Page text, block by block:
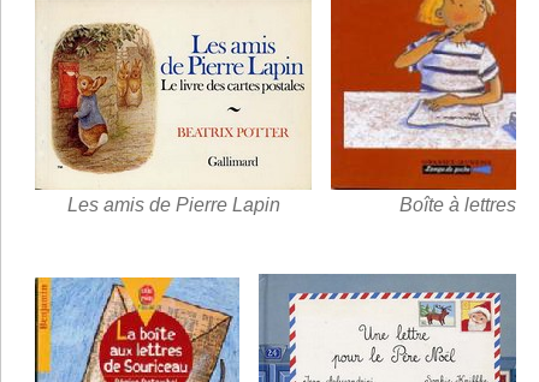
Les amis de Pierre Lapin Boîte à lettres